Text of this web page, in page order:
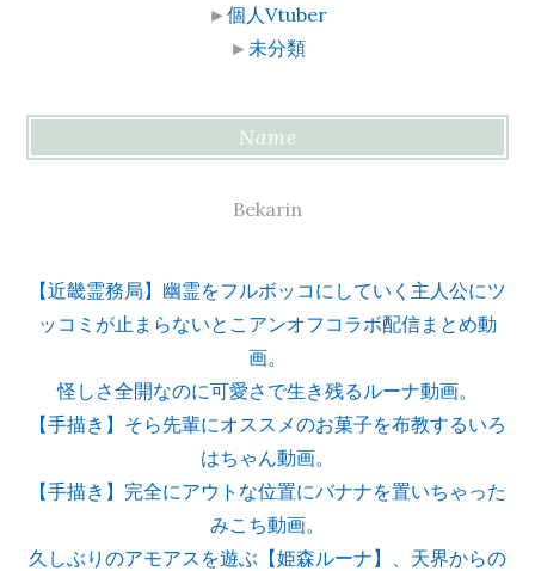
►個人Vtuber
► 未分類
Name
Bekarin
【近畿霊務局】幽霊をフルボッコにしていく主人公にツ
ッコミが止まらないとこアンオフコラボ配信まとめ動
画。
怪しさ全開なのに可愛さで生き残るルーナ動画。
【手描き】そら先輩にオススメのお菓子を布教するいろ
はちゃん動画。
【手描き】完全にアウトな位置にバナナを置いちゃった
みこち動画。
久しぶりのアモアスを遊ぶ【姫森ルーナ】、天界からの